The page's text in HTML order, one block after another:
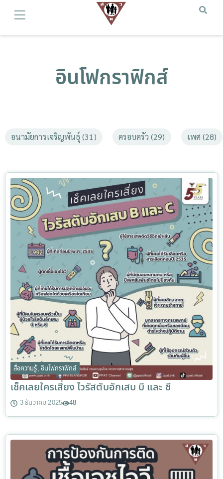
อินโฟกราฟิกส์
อนามัยการเจริญพันธุ์ (31) ครอบครัว (29) เพศ (28)
สื่อความรู้, อินโฟกราฟิกส์
เช็คเลยใครเสี่ยง ไวรัสตับอักเสบ บี และ ซี
3 ธันวาคม 2025 48